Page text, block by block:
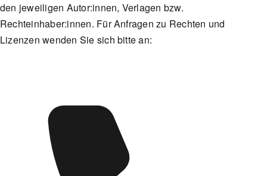
den jeweiligen Autor:innen, Verlagen bzw.
Rechteinhaber:innen. Für Anfragen zu Rechten und
Lizenzen wenden Sie sich bitte an: